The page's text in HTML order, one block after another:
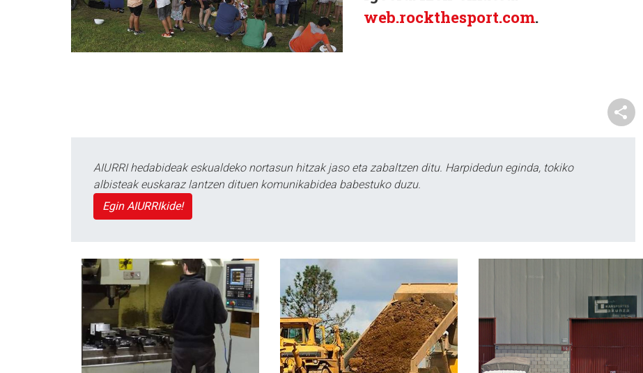
web.rockthesport.com.
AIURRI hedabideak eskualdeko nortasun hitzak jaso eta zabaltzen ditu. Harpidedun eginda, tokiko
albisteak euskaraz lantzen dituen komunikabidea babestuko duzu.
Egin AIURRIkide!